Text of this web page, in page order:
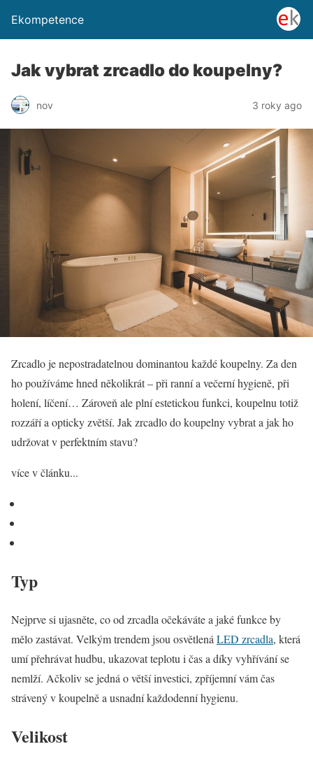
Ekompetence
Jak vybrat zrcadlo do koupelny?
nov 3 roky ago
Zrcadlo je nepostradatelnou dominantou každé koupelny. Za den
ho používáme hned několikrát – při ranní a večerní hygieně, při
holení, líčení… Zároveň ale plní estetickou funkci, koupelnu totiž
rozzáří a opticky zvětší. Jak zrcadlo do koupelny vybrat a jak ho
udržovat v perfektním stavu?
více v článku...
Typ
Nejprve si ujasněte, co od zrcadla očekáváte a jaké funkce by
mělo zastávat. Velkým trendem jsou osvětlená LED zrcadla, která
umí přehrávat hudbu, ukazovat teplotu i čas a díky vyhřívání se
nemlží. Ačkoliv se jedná o větší investici, zpříjemní vám čas
strávený v koupelně a usnadní každodenní hygienu.
Velikost